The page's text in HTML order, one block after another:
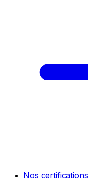
Nos certifications